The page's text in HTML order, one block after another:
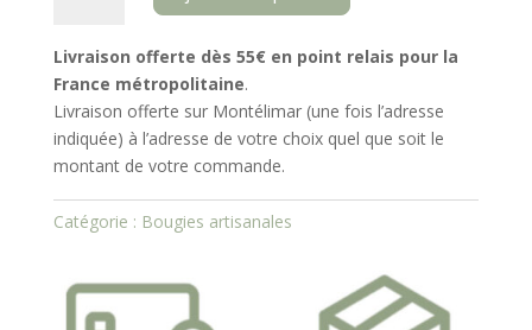
artisanale
Un
automne
sous
le
Livraison offerte dès 55€ en point relais pour la
France métropolitaine.
Livraison offerte sur Montélimar (une fois l’adresse
indiquée) à l’adresse de votre choix quel que soit le
montant de votre commande.
Catégorie : Bougies artisanales